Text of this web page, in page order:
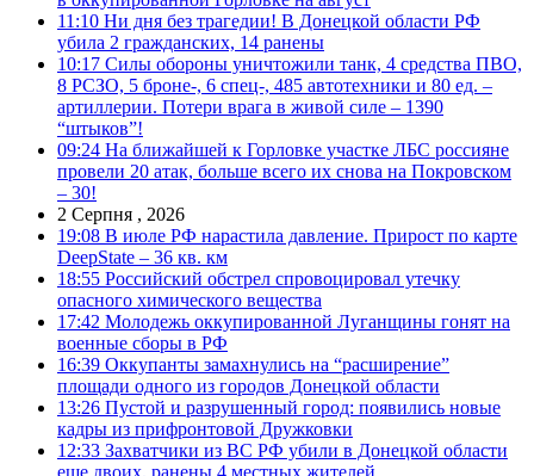
11:10 Ни дня без трагедии! В Донецкой области РФ
убила 2 гражданских, 14 ранены
10:17 Силы обороны уничтожили танк, 4 средства ПВО,
8 РСЗО, 5 броне-, 6 спец-, 485 автотехники и 80 ед. –
артиллерии. Потери врага в живой силе – 1390
“штыков”!
09:24 На ближайшей к Горловке участке ЛБС россияне
провели 20 атак, больше всего их снова на Покровском
– 30!
2 Серпня , 2026
19:08 В июле РФ нарастила давление. Прирост по карте
DeepState – 36 кв. км
18:55 Российский обстрел спровоцировал утечку
опасного химического вещества
17:42 Молодежь оккупированной Луганщины гонят на
военные сборы в РФ
16:39 Оккупанты замахнулись на “расширение”
площади одного из городов Донецкой области
13:26 Пустой и разрушенный город: появились новые
кадры из прифронтовой Дружковки
12:33 Захватчики из ВС РФ убили в Донецкой области
еще двоих, ранены 4 местных жителей